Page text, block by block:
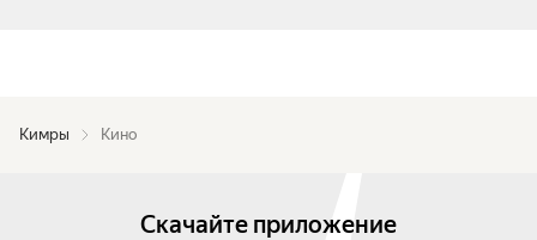
Кимры Кино
Скачайте приложение